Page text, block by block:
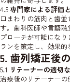
4.5 専門家による評価
口まわりの筋肉と歯
す。歯科医師や言語
プローチが可能にな
ランを策定し、効果的
5. 歯列矯正後
5.1 リテーナーの適切
治療後のリテーナーの